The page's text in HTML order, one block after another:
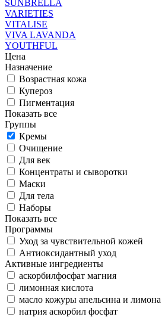
SUNBRELLA
VARIETIES
VITALISE
VIVA LAVANDA
YOUTHFUL
Цена
Назначение
Возрастная кожа
Купероз
Пигментация
Показать все
Группы
Кремы
Очищение
Для век
Концентраты и сыворотки
Маски
Для тела
Наборы
Показать все
Программы
Уход за чувствительной кожей
Антиоксидантный уход
Активные ингредиенты
аскорбилфосфат магния
лимонная кислота
масло кожуры апельсина и лимона
натрия аскорбил фосфат